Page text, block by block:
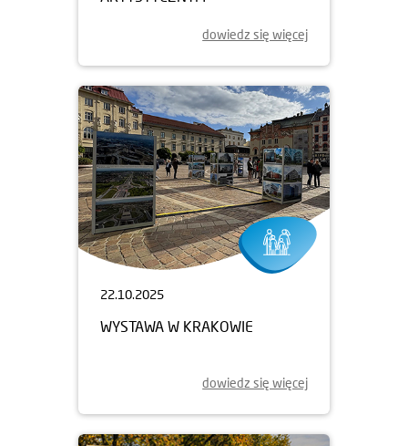
dowiedz się więcej
22.10.2025
WYSTAWA W KRAKOWIE
dowiedz się więcej